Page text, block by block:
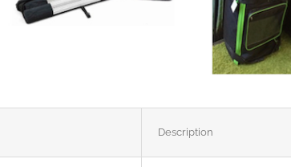
Description